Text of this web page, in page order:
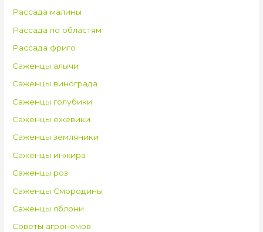
Рассада малины
Рассада по областям
Рассада фриго
Саженцы алычи
Саженцы винограда
Саженцы голубики
Саженцы ежевики
Саженцы земляники
Саженцы инжира
Саженцы роз
Саженцы Смородины
Саженцы яблони
Советы агрономов